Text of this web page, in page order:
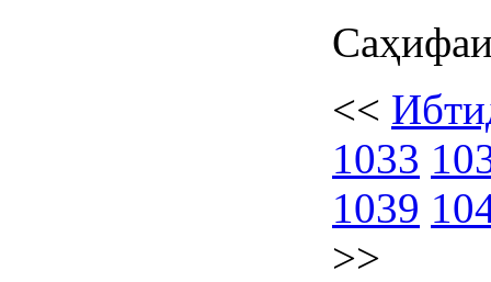
<<
1033
1039
>>